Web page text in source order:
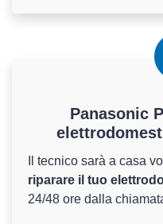
Panasonic
Il tecnico sarà a casa
riparare il tuo
24/48 ore dalla